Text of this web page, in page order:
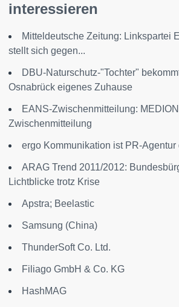
interessieren
Mitteldeutsche Zeitung: Linkspartei
stellt sich gegen...
DBU-Naturschutz-"Tochter"
Osnabrück eigenes Zuhause
EANS-Zwischenmitteilung:
Zwischenmitteilung
ergo Kommunikation ist PR-Agentur
ARAG Trend 2011/2012:
Lichtblicke trotz Krise
Apstra; Beelastic
Samsung (China)
ThunderSoft Co. Ltd.
Filiago GmbH & Co. KG
HashMAG